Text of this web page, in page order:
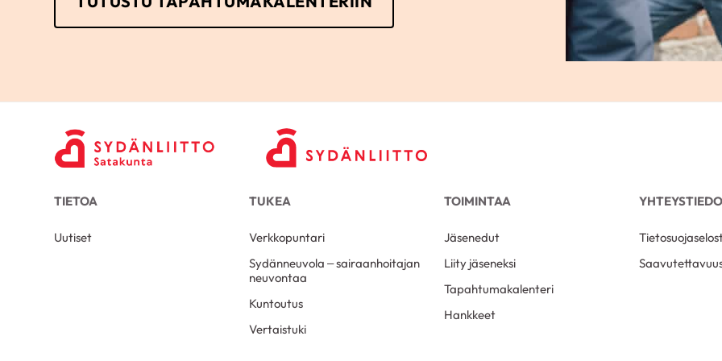
TIETOA
Uutiset
TUKEA
Verkkopuntari
Sydänneuvola – sairaanhoitajan
neuvontaa
Kuntoutus
Vertaistuki
TOIMINTAA
Jäsenedut
Liity jäseneksi
Tapahtumakalenteri
Hankkeet